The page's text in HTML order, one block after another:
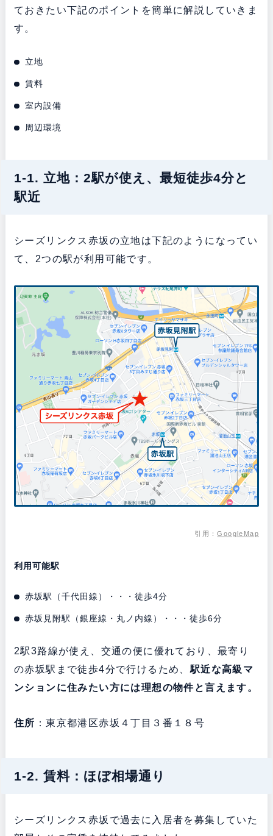
ておきたい下記のポイントを簡単に解説していきま
す。
立地
賃料
室内設備
周辺環境
1-1. 立地：2駅が使え、最短徒歩4分と
駅近
シーズリンクス赤坂の立地は下記のようになってい
て、2つの駅が利用可能です。
引用：GoogleMap
利用可能駅
赤坂駅（千代田線）・・・徒歩4分
赤坂見附駅（銀座線・丸ノ内線）・・・徒歩6分
2駅3路線が使え、交通の便に優れており、最寄り
の赤坂駅まで徒歩4分で行けるため、駅近な高級マ
ンションに住みたい方には理想の物件と言えます。
住所 ：東京都港区赤坂４丁目３番１８号
1-2. 賃料：ほぼ相場通り
シーズリンクス赤坂で過去に入居者を募集していた